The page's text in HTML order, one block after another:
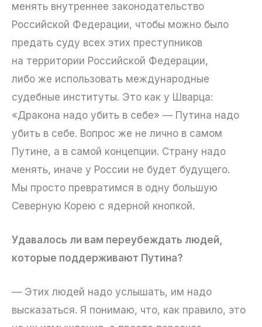
менять внутреннее законодательство
Российской Федерации, чтобы можно было
предать суду всех этих преступников
на территории Российской Федерации,
либо же использовать международные
судебные институты. Это как у Шварца:
«Дракона надо убить в себе» — Путина надо
убить в себе. Вопрос же не лично в самом
Путине, а в самой концепции. Страну надо
менять, иначе у России не будет будущего.
Мы просто превратимся в одну большую
Северную Корею с ядерной кнопкой.
Удавалось ли вам переубеждать людей,
которые поддерживают Путина?
— Этих людей надо услышать, им надо
высказаться. Я понимаю, что, как правило, это